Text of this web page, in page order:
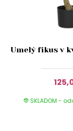
Umelý fikus v
SKLADOM -